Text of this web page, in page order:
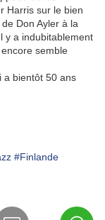
Harris sur le bien
Don Ayler à la
y a indubitablement
semble
a bientôt 50 ans
#Finlande